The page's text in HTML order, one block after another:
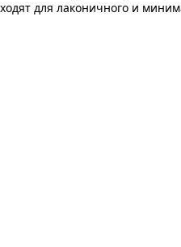
для лаконичного и